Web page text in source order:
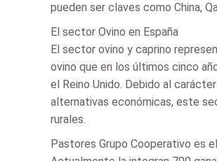
pueden ser claves como China,
El sector Ovino en España
El sector ovino y caprino
ovino que en los últimos cinco
el Reino Unido. Debido al
alternativas económicas, este
rurales.
Pastores Grupo Cooperativo es